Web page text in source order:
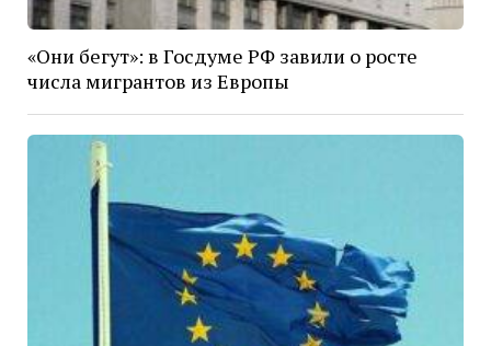
«Они бегут»: в Госдуме РФ завили о росте
числа мигрантов из Европы